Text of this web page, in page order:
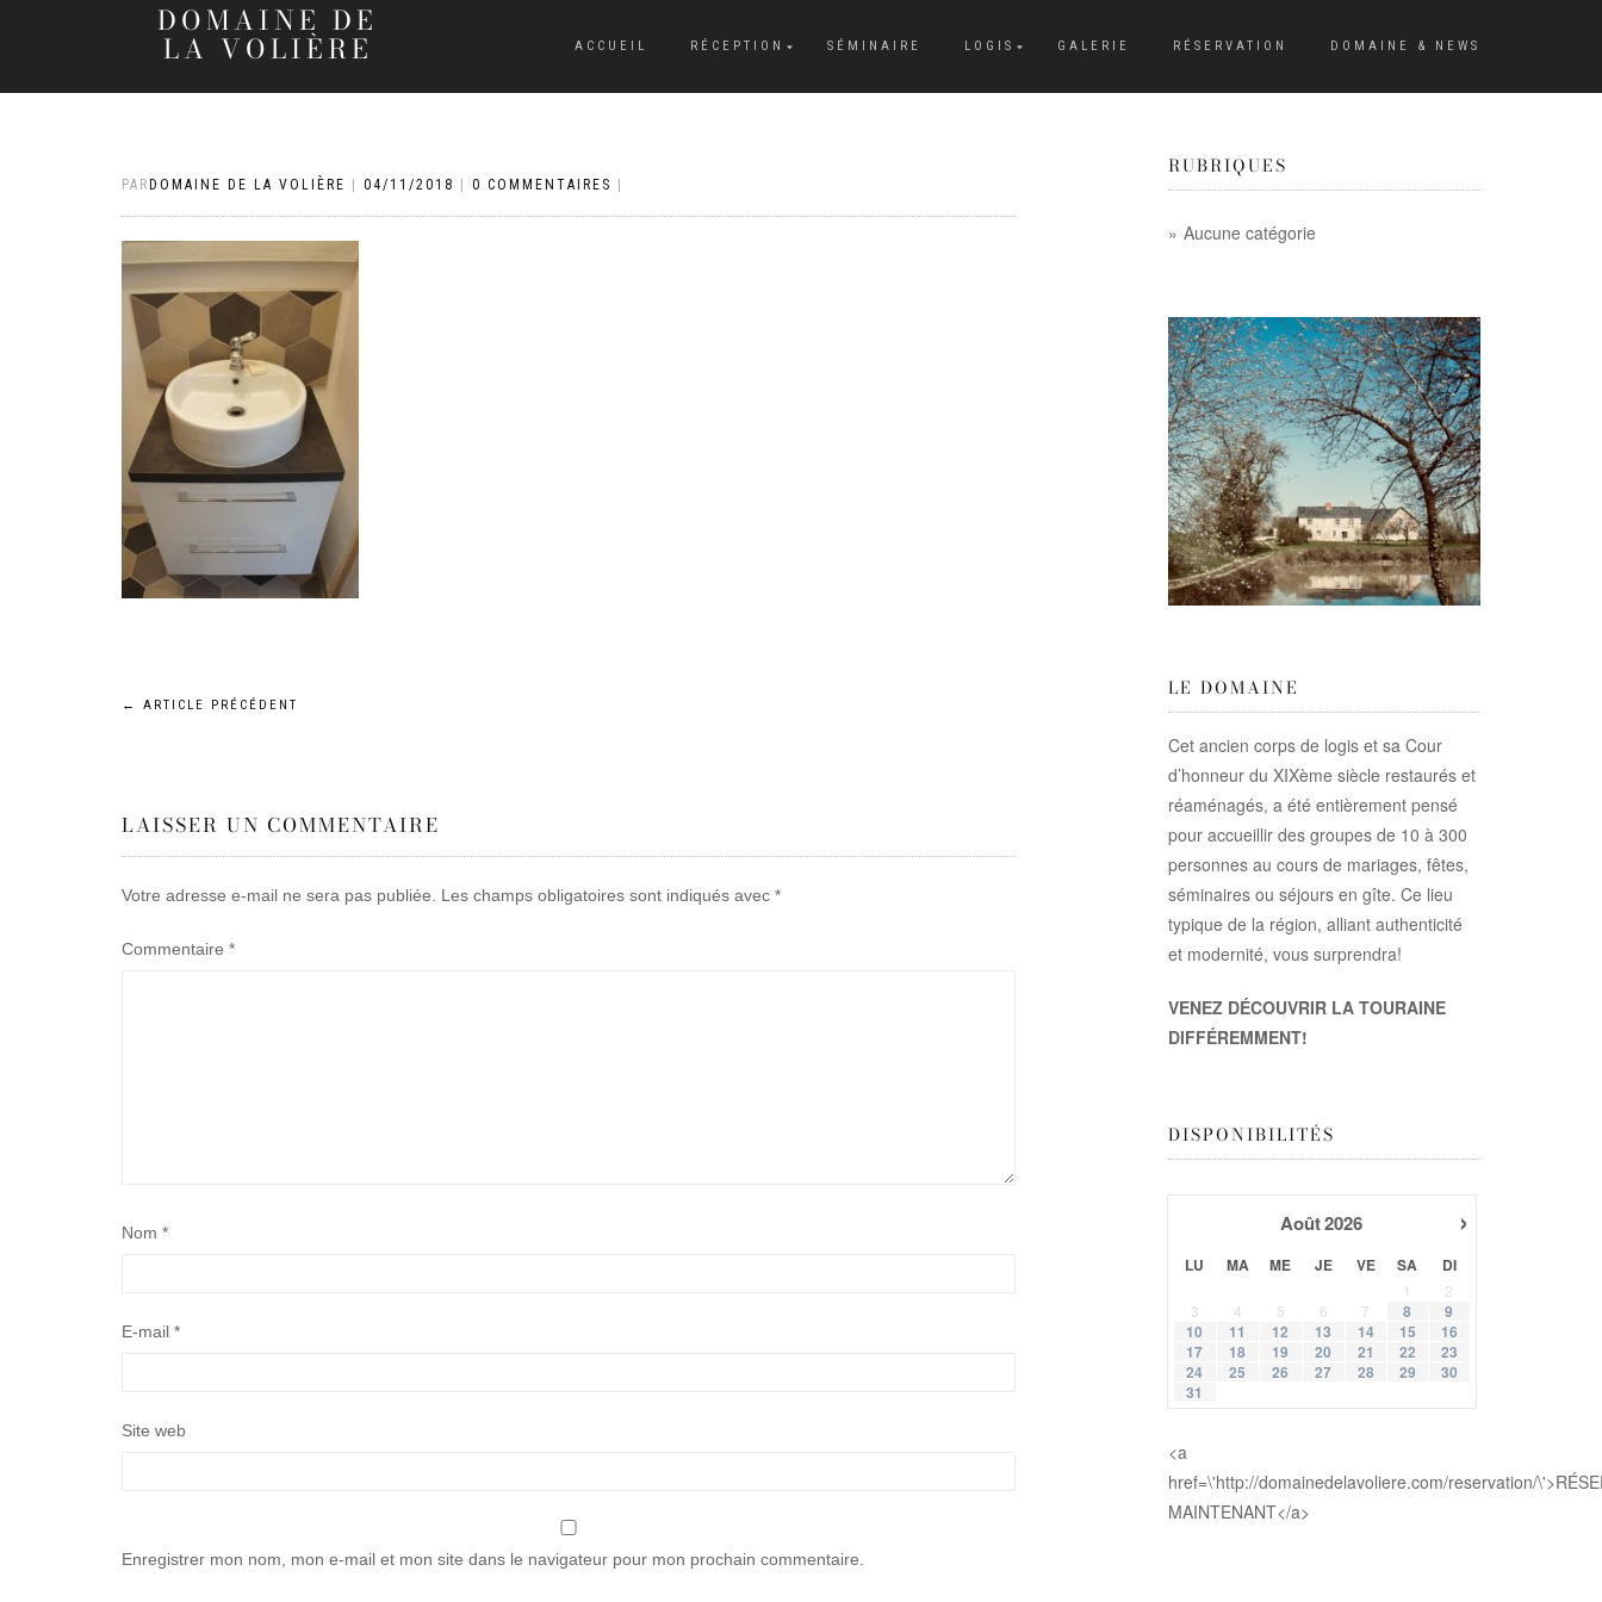
DOMAINE DE
LA VOLIÈRE ACCUEIL RÉCEPTION SÉMINAIRE LOGIS GALERIE RÉSERVATION DOMAINE & NEWS
PAR DOMAINE DE LA VOLIÈRE 04/11/2018 0 COMMENTAIRES
Navigation
l’article
← ARTICLE PRÉCÉDENT
LAISSER UN COMMENTAIRE
Votre adresse e-mail ne sera pas publiée. Les champs obligatoires sont indiqués avec *
Commentaire *
Nom *
E-mail *
Site web
Enregistrer mon nom, mon e-mail et mon site dans le navigateur pour mon prochain commentaire.
RUBRIQUES
Aucune catégorie
LE DOMAINE
Cet ancien corps de logis et sa Cour
d’honneur du XIXème siècle restaurés et
réaménagés, a été entièrement pensé
pour accueillir des groupes de 10 à 300
personnes au cours de mariages, fêtes,
séminaires ou séjours en gîte. Ce lieu
typique de la région, alliant authenticité
et modernité, vous surprendra!
VENEZ DÉCOUVRIR LA TOURAINE
DIFFÉREMMENT!
DISPONIBILITÉS
›
Août2026
LU MA ME JE VE SA DI
1
2
3
4 5 6 7 8
9
10
11 12 13 14 15
16
17
18 19 20 21 22
23
24
25 26 27 28 29
30
31
<a
href=\'http://domainedelavoliere.com/reservation/
MAINTENANT</a>